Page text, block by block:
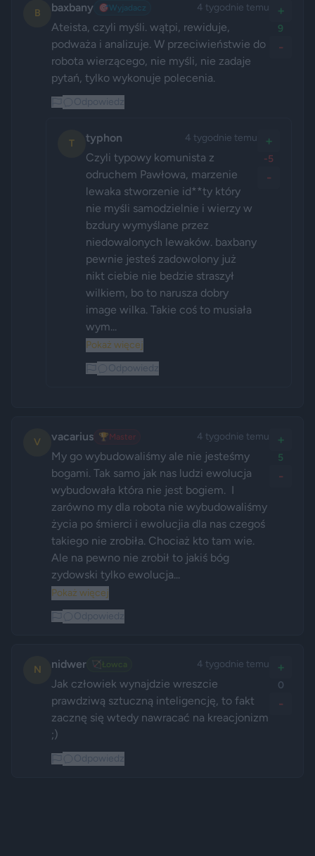
B baxbany 🎯Wyjadacz 4 tygodnie temu
Ateista, czyli myśli. wątpi, rewiduje,
podważa i analizuje. W przeciwieństwie do
robota wierzącego, nie myśli, nie zadaje
pytań, tylko wykonuje polecenia.
+
9
-
T typhon 4 tygodnie temu
Czyli typowy komunista z
odruchem Pawłowa, marzenie
lewaka stworzenie id**ty który
nie myśli samodzielnie i wierzy w
bzdury wymyślane przez
niedowalonych lewaków. baxbany
pewnie jesteś zadowolony już
nikt ciebie nie bedzie straszył
wilkiem, bo to narusza dobry
image wilka. Takie coś to musiała
wym...
Pokaż więcej
+
-5
-
V vacarius 🏆Master 4 tygodnie temu
My go wybudowaliśmy ale nie jesteśmy
bogami. Tak samo jak nas ludzi ewolucja
wybudowała która nie jest bogiem.  I
zarówno my dla robota nie wybudowaliśmy
życia po śmierci i ewolucjia dla nas czegoś
takiego nie zrobiła. Chociaż kto tam wie.
Ale na pewno nie zrobił to jakiś bóg
zydowski tylko ewolucja...
Pokaż więcej
+
5
-
N nidwer 🏹 Łowca 4 tygodnie temu
Jak człowiek wynajdzie wreszcie
prawdziwą sztuczną inteligencję, to fakt
zacznę się wtedy nawracać na kreacjonizm
;)
+
0
-